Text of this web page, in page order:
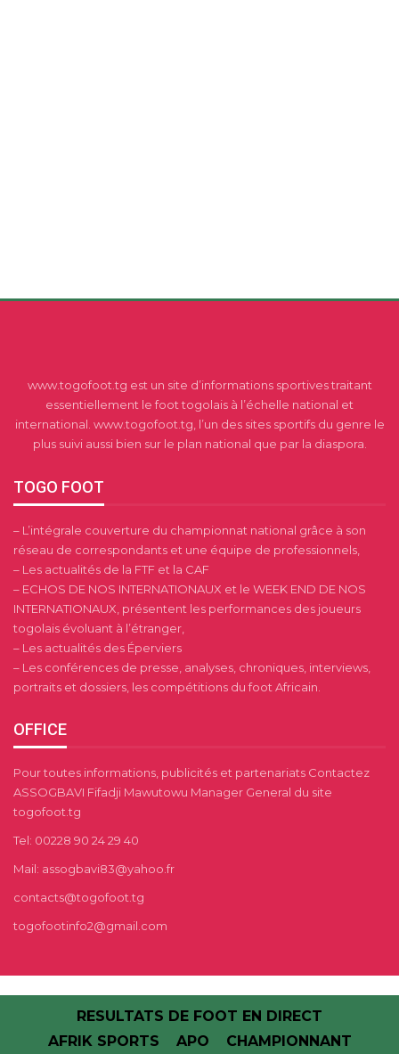
www.togofoot.tg est un site d’informations sportives traitant
essentiellement le foot togolais à l’échelle national et
international. www.togofoot.tg, l’un des sites sportifs du genre le
plus suivi aussi bien sur le plan national que par la diaspora.
TOGO FOOT
– L’intégrale couverture du championnat national grâce à son
réseau de correspondants et une équipe de professionnels,
– Les actualités de la FTF et la CAF
– ECHOS DE NOS INTERNATIONAUX et le WEEK END DE NOS
INTERNATIONAUX, présentent les performances des joueurs
togolais évoluant à l’étranger,
– Les actualités des Éperviers
– Les conférences de presse, analyses, chroniques, interviews,
portraits et dossiers, les compétitions du foot Africain.
OFFICE
Pour toutes informations, publicités et partenariats Contactez
ASSOGBAVI Fifadji Mawutowu Manager General du site
togofoot.tg
Tel: 00228 90 24 29 40
Mail: assogbavi83@yahoo.fr
contacts@togofoot.tg
togofootinfo2@gmail.com
RESULTATS DE FOOT EN DIRECT
AFRIK SPORTS
APO CHAMPIONNANT